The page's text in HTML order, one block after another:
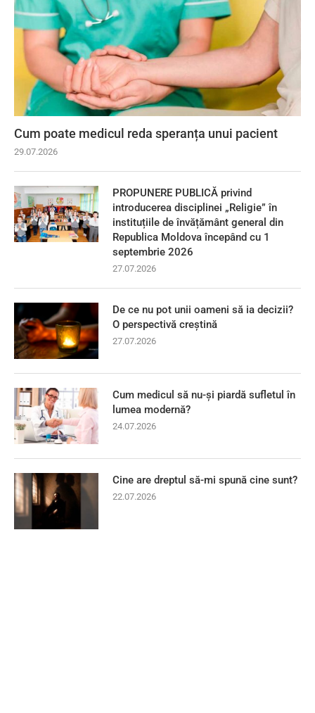
Cum poate medicul reda speranța unui pacient
29.07.2026
PROPUNERE PUBLICĂ privind
introducerea disciplinei „Religie” în
instituțiile de învățământ general din
Republica Moldova începând cu 1
septembrie 2026
27.07.2026
De ce nu pot unii oameni să ia decizii?
O perspectivă creștină
27.07.2026
Cum medicul să nu-și piardă sufletul în
lumea modernă?
24.07.2026
Cine are dreptul să-mi spună cine sunt?
22.07.2026